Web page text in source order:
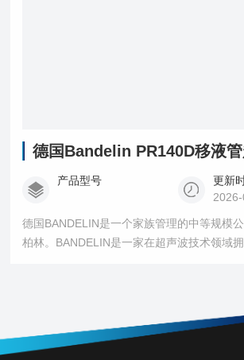
德国Bandelin PR140D移液管超
产品型号
更新
德国BANDELIN是一个家族管理的中等规模
柏林。BANDELIN是一家在超声波技术领域拥